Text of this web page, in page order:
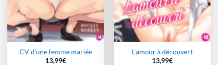
CV d’une femme mariée
13,99€
L’amour à découvert
13,99€